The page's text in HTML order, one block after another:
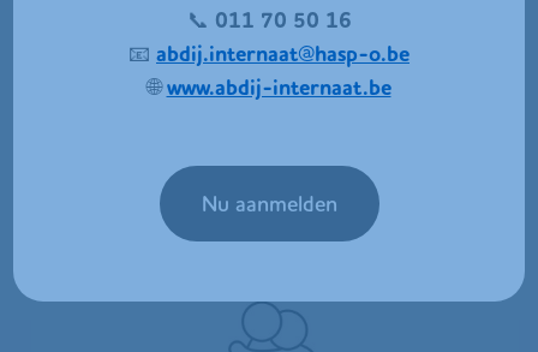
📞 011 70 50 16
📧 abdij.internaat@hasp-o.be
🌐www.abdij-internaat.be
Nu aanmelden